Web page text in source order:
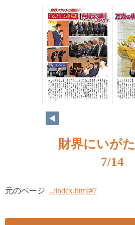
7
財界にいが
7/14
元のページ ../index.html#7